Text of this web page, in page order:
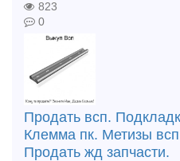
823
0
Продать всп.
Клемма пк. Метизы
Продать жд запчасти.